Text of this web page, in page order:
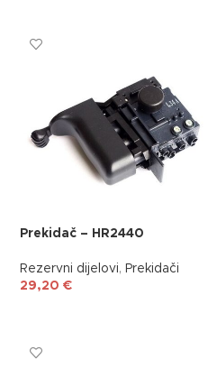
Prekidač – HR2440
Rezervni dijelovi, Prekidači
29,20 €